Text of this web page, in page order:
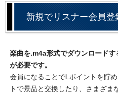
新規でリスナー会員
楽曲を.m4a形式でダウンロード
が必要です。
会員になることでLポイントを貯
トで景品と交換したり、さまざま